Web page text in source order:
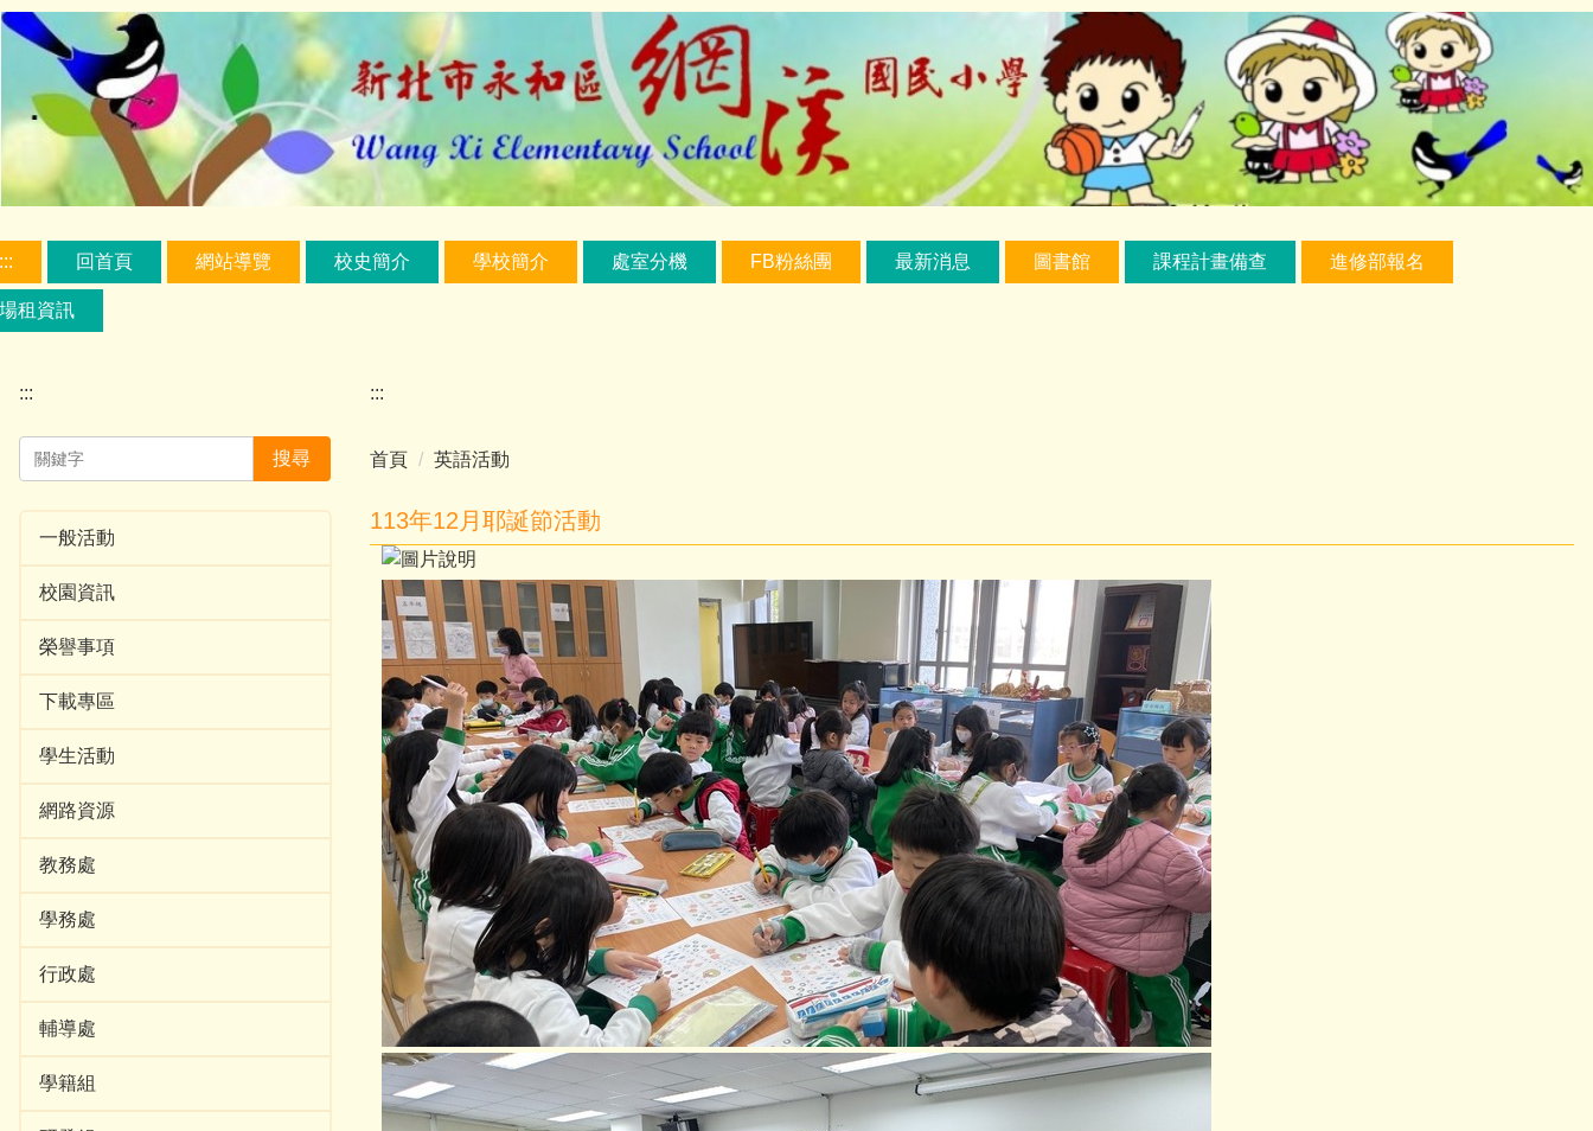
跳
到
內
區
::: 回首頁 網站導覽 校史簡介 學校簡介 處室分機 FB粉絲團 最新消息 圖書館 課程計畫備查 進修部報名
場租資訊
:::
搜尋
一般活動
校園資訊
榮譽事項
下載專區
學生活動
網路資源
教務處
學務處
行政處
輔導處
學籍組
:::
首頁 英語活動
113年12月耶誕節活動